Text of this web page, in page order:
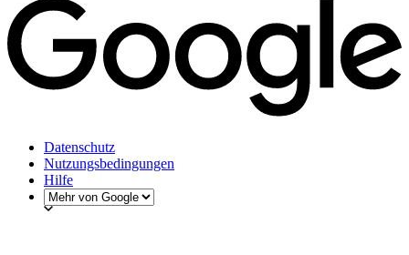
Datenschutz
Nutzungsbedingungen
Hilfe